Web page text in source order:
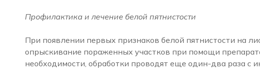
Профилактика и лечение белой пятнистости
При появлении первых признаков белой пятнистости на
опрыскивание пораженных участков при помощи
необходимости, обработки проводят еще один-два раза с